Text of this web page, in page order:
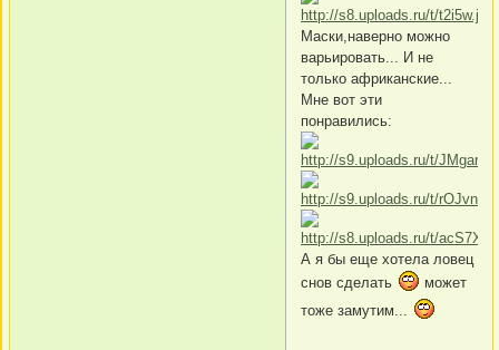
Маски,наверно можно
варьировать... И не
только африканские...
Мне вот эти
понравились:
А я бы еще хотела ловец
снов сделать
может
тоже замутим...